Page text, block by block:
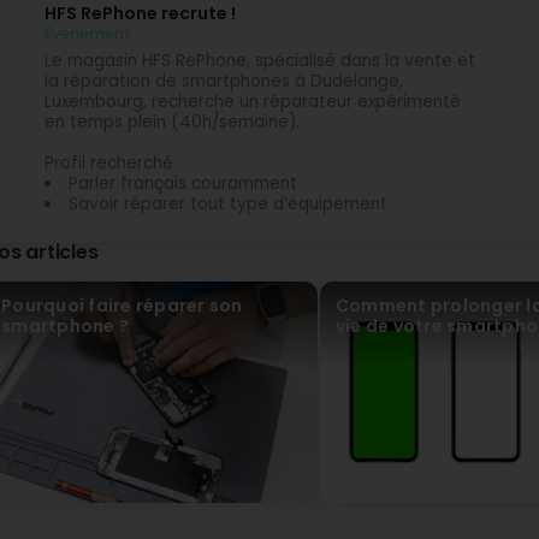
HFS RePhone recrute !
Le magasin HFS RePhone, spécialisé dans la vente et
la réparation de smartphones à Dudelange,
Luxembourg, recherche un réparateur expérimenté
en temps plein (40h/semaine).
Profil recherché :
Parler français couramment
Savoir réparer tout type d’équipement
Smartphones
PC / ordinateurs
Consoles
Compétences en Micro-soudure
Réparation carte mère
Changement de vitre
Diagnostics avancés
Et autres réparations techniques
Nous recherchons une personne sérieuse, autonome
et motivée avec expérience confirmée dans la
réparation électronique
Poste situé à Dudelange, Luxembourg. Pour plus
d’informations, contactez-nous directement en
articles
Pourquoi faire réparer son
smartphone ?
Comment prolonger
vie de votre